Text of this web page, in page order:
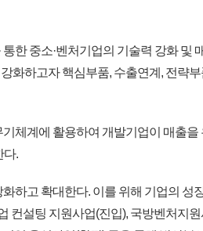
한 중소·벤처기업의 기술력 강화 및
화하고자 핵심부품, 수출연계, 전략
체계에 활용하여 개발기업이 매출을
다.
하고 확대한다. 이를 위해 기업의 성
설팅 지원사업(진입), 국방벤처지원